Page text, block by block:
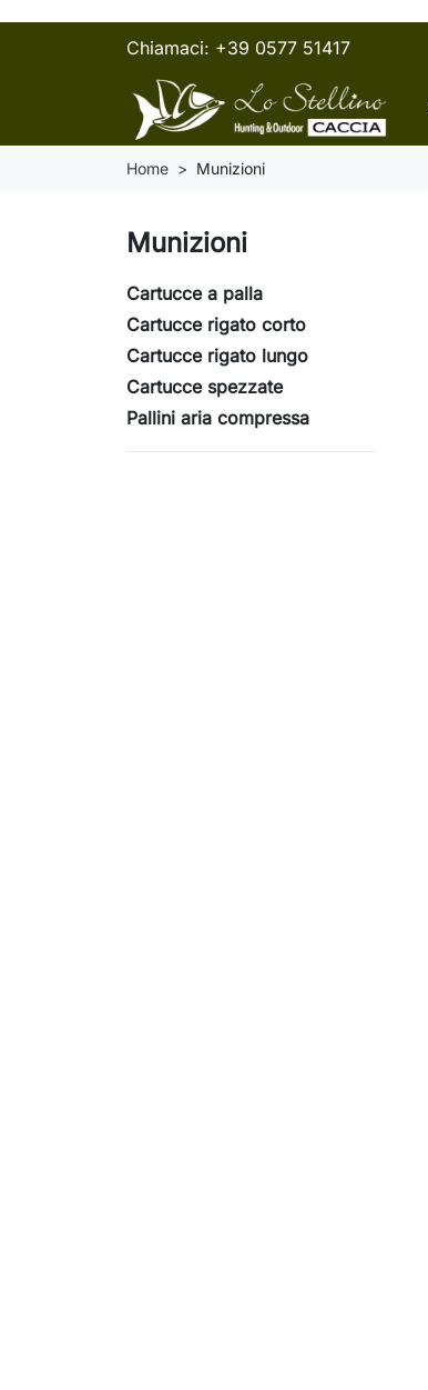
Chiamaci: +39 0577 51417
Home Munizioni
Munizioni
Cartucce a palla
Cartucce rigato corto
Cartucce rigato lungo
Cartucce spezzate
Pallini aria compressa